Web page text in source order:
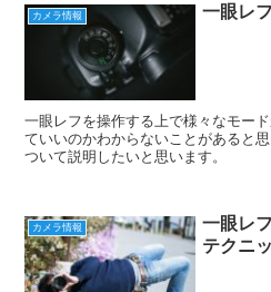
カメラ情報 一眼レ
一眼レフを操作する上で様々なモー
ていいのかわからないことがあると
ついて説明したいと思います。
カメラ情報
一眼レ
テクニ